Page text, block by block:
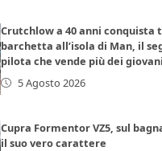
Crutchlow a 40 anni conquista
barchetta all’isola di Man, il
pilota che vende più dei giovani
5 Agosto 2026
Cupra Formentor VZ5, sul
il suo vero carattere